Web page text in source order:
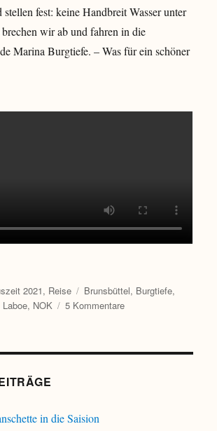
stellen fest: keine Handbreit Wasser unter
wir ab und fahren in die
Marina Burgtiefe. – Was für ein schöner
2021, Reise Schlagwörter
Brunsbüttel, Burgtiefe,
Laboe, NOK 5 Kommentarezu
tau!
in die Saision